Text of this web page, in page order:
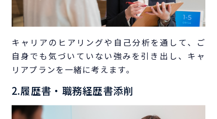
キャリアのヒアリングや自己分析を通して、ご
自身でも気づいていない強みを引き出し、キャ
リアプランを一緒に考えます。
2.履歴書・職務経歴書添削